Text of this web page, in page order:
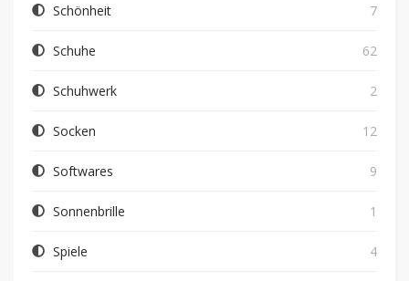
Schönheit 7
Schuhe 62
Schuhwerk 2
Socken 12
Softwares 9
Sonnenbrille 1
Spiele 4